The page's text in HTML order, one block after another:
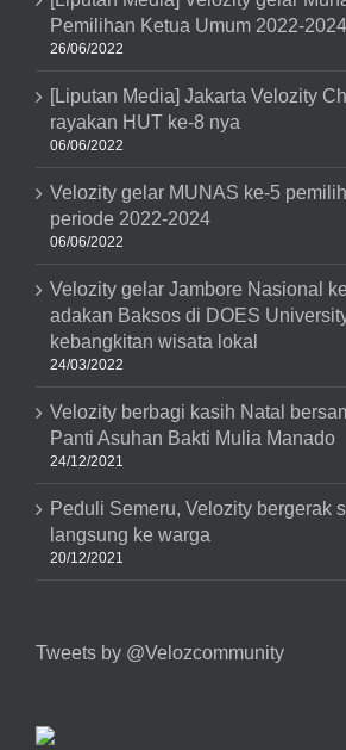
Pemilihan Ketua Umum 2022-2024
26/06/2022
[Liputan Media] Jakarta Velozity
rayakan HUT ke-8 nya
06/06/2022
Velozity gelar MUNAS ke-5
periode 2022-2024
06/06/2022
Velozity gelar Jambore Nasional
adakan Baksos di DOES
kebangkitan wisata lokal
24/03/2022
Velozity berbagi kasih Natal
Panti Asuhan Bakti Mulia Manado
24/12/2021
Peduli Semeru, Velozity bergerak
langsung ke warga
20/12/2021
Tweets by @Velozcommunity